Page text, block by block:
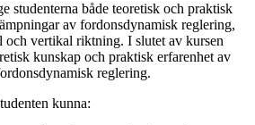
studenterna både teoretisk och praktisk
av fordonsdynamisk reglering,
och vertikal riktning. I slutet av kursen
kunskap och praktisk erfarenhet av
reglering.
kunna: